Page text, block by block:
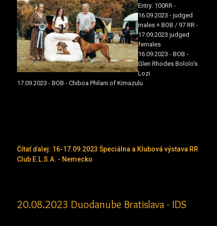
Entry: 100RR -
16.09.2023 - judged
males + BOB / 97 RR -
17.09.2023 judged
females
16.09.2023 - BOB -
Glen Rhodes Bololo's
Lozi
17.09.2023 - BOB - Chiboa Philani of Kimazulu
Čítať ďalej: 16-17.09.2023 Špeciálna a Klubová výstava RR
Club E.L.S.A. - Nemecko
20.08.2023 Duodanube Bratislava - IDS